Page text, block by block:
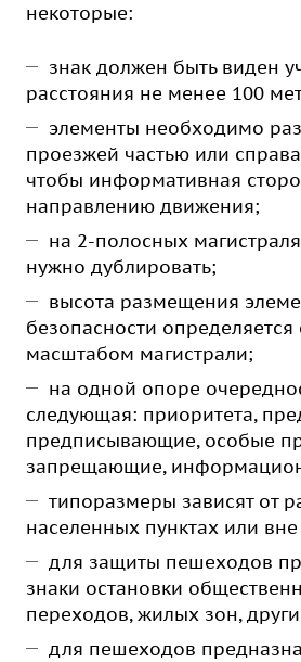
некоторые:
знак должен быть виден
расстояния не менее 100
элементы необходимо
проезжей частью или справа
чтобы информативная
направлению движения;
на 2-полосных
нужно дублировать;
высота размещения
безопасности определяется
масштабом магистрали;
на одной опоре
следующая: приоритета,
предписывающие, особые
запрещающие,
типоразмеры зависят от
населенных пунктах или
для защиты пешеходов
знаки остановки
переходов, жилых зон,
для пешеходов